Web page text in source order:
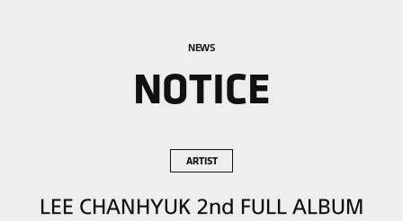
NEWS
NOTICE
ARTIST
LEE CHANHYUK 2nd FULL ALBUM